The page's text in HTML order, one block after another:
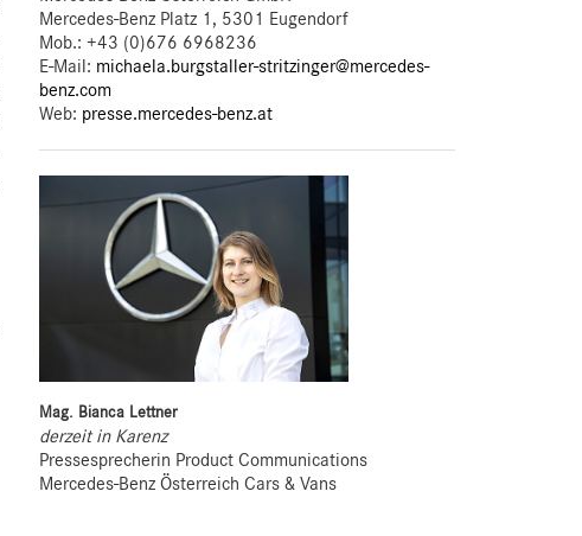
Mercedes-Benz Platz 1, 5301 Eugendorf
Mob.:+43 (0)676 6968236
E-Mail: michaela.burgstaller-stritzinger@mercedes-
benz.com
Web: presse.mercedes-benz.at
Mag. Bianca Lettner
derzeit in Karenz
Pressesprecherin Product Communications
Mercedes-Benz Österreich Cars & Vans